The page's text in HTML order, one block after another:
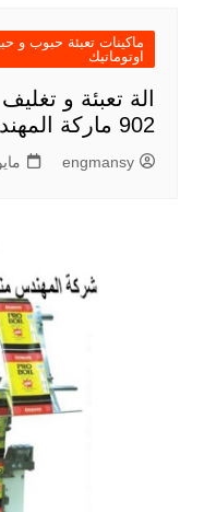
ماكينات تعبئة حبوب و
اوتوماتيك
الة تعبئة و
902 ماركة المهندس منسى
engmansy مايو 17,